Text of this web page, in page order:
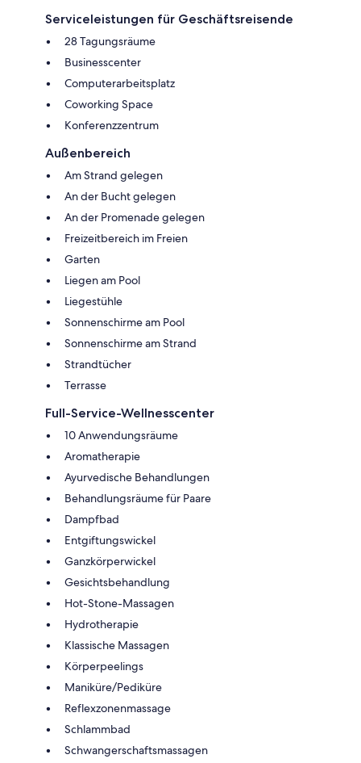
Serviceleistungen für Geschäftsreisende
28 Tagungsräume
Businesscenter
Computerarbeitsplatz
Coworking Space
Konferenzzentrum
Außenbereich
Am Strand gelegen
An der Bucht gelegen
An der Promenade gelegen
Freizeitbereich im Freien
Garten
Liegen am Pool
Liegestühle
Sonnenschirme am Pool
Sonnenschirme am Strand
Strandtücher
Terrasse
Full-Service-Wellnesscenter
10 Anwendungsräume
Aromatherapie
Ayurvedische Behandlungen
Behandlungsräume für Paare
Dampfbad
Entgiftungswickel
Ganzkörperwickel
Gesichtsbehandlung
Hot-Stone-Massagen
Hydrotherapie
Klassische Massagen
Körperpeelings
Maniküre/Pediküre
Reflexzonenmassage
Schlammbad
Schwangerschaftsmassagen